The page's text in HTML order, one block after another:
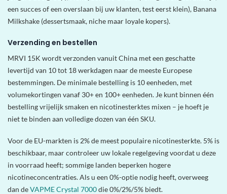
een succes of een overslaan bij uw klanten, test eerst klein), Banana
Milkshake (dessertsmaak, niche maar loyale kopers).
Verzending en bestellen
MRVI 15K wordt verzonden vanuit China met een geschatte
levertijd van 10 tot 18 werkdagen naar de meeste Europese
bestemmingen. De minimale bestelling is 10 eenheden, met
volumekortingen vanaf 30+ en 100+ eenheden. Je kunt binnen één
bestelling vrijelijk smaken en nicotinesterktes mixen – je hoeft je
niet te binden aan volledige dozen van één SKU.
Voor de EU-markten is 2% de meest populaire nicotinesterkte. 5% is
beschikbaar, maar controleer uw lokale regelgeving voordat u deze
in voorraad heeft; sommige landen beperken hogere
nicotineconcentraties. Als u een 0%-optie nodig heeft, overweeg
dan deVAPME Crystal 7000die 0%/2%/5% biedt.